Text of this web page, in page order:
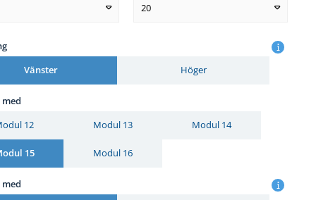
20
Vänster Höger
12 Modul 13 Modul 14
15 Modul 16